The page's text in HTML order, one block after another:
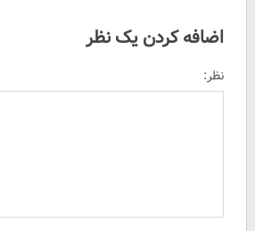
اضافه کردن یک نظر
نظر: